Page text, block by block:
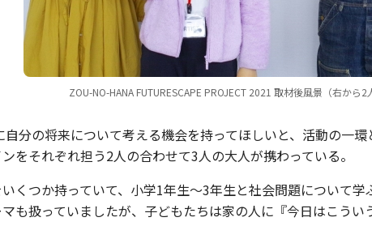
ZOU-NO-HANA FUTURESCAPE PROJECT 2021 取材後風景（右から
分の将来について考える機会を持ってほしいと、活動の一
をそれぞれ担う2人の合わせて3人の大人が携わっている。
いくつか持っていて、小学1年生〜3年生と社会問題について
も扱っていましたが、子どもたちは家の人に『今日はこう